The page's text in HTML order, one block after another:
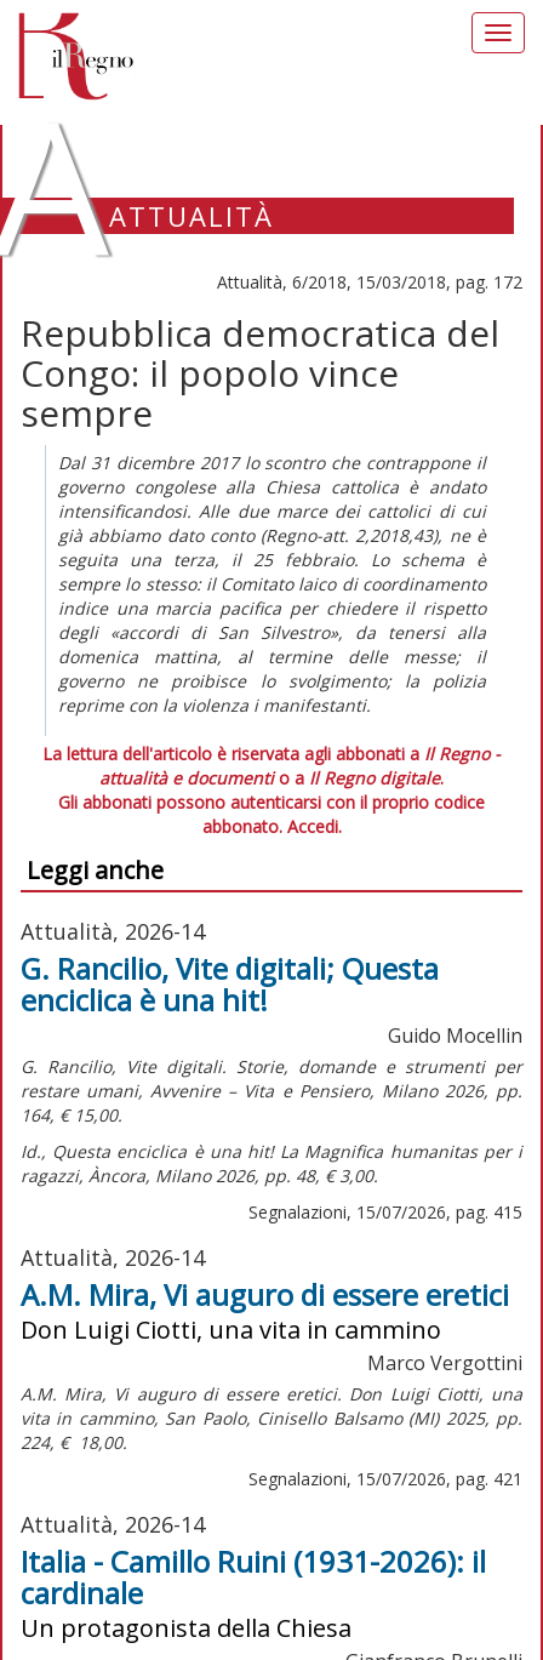
ATTUALITÀ
Attualità, 6/2018, 15/03/2018, pag. 172
Repubblica democratica del
Congo: il popolo vince
sempre
Dal 31 dicembre 2017 lo scontro che contrappone il
governo congolese alla Chiesa cattolica è andato
intensificandosi. Alle due marce dei cattolici di cui
già abbiamo dato conto (Regno-att. 2,2018,43), ne è
seguita una terza, il 25 febbraio. Lo schema è
sempre lo stesso: il Comitato laico di coordinamento
indice una marcia pacifica per chiedere il rispetto
degli «accordi di San Silvestro», da tenersi alla
domenica mattina, al termine delle messe; il
governo ne proibisce lo svolgimento; la polizia
reprime con la violenza i manifestanti.
La lettura dell'articolo è riservata agli abbonati a Il Regno -
attualità e documentio a Il Regno digitale.
Gli abbonati possono autenticarsi con il proprio codice
abbonato. Accedi.
Leggi anche
Attualità, 2026-14
G. Rancilio, Vite digitali; Questa
enciclica è una hit!
Guido Mocellin
G. Rancilio, Vite digitali. Storie, domande e strumenti per
restare umani, Avvenire – Vita e Pensiero, Milano 2026, pp.
164, € 15,00.
Id., Questa enciclica è una hit! La Magnifica humanitas per i
ragazzi, Àncora, Milano 2026, pp. 48, € 3,00.
Segnalazioni, 15/07/2026, pag. 415
Attualità, 2026-14
A.M. Mira, Vi auguro di essere eretici
Don Luigi Ciotti, una vita in cammino
Marco Vergottini
A.M. Mira, Vi auguro di essere eretici. Don Luigi Ciotti, una
vita in cammino, San Paolo, Cinisello Balsamo (MI) 2025, pp.
224, € 18,00.
Segnalazioni, 15/07/2026, pag. 421
Attualità, 2026-14
Italia - Camillo Ruini (1931-2026): il
cardinale
Un protagonista della Chiesa